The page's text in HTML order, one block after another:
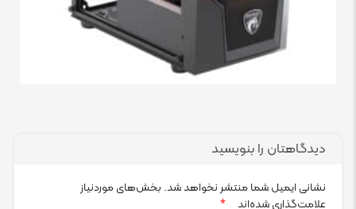
دیدگاهتان را بنویسید
نشانی ایمیل شما منتشر نخواهد شد. بخش‌های موردنیاز
علامت‌گذاری شده‌اند
*